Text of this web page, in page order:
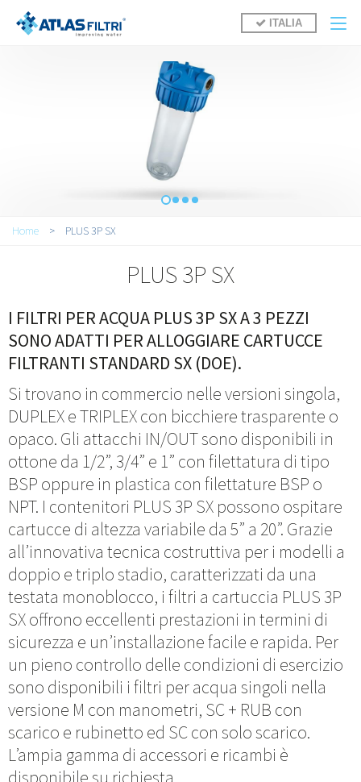
Salta al contenuto principale
ITALIA
Tu sei qui
Home > PLUS 3P SX
PLUS 3P SX
I FILTRI PER ACQUA PLUS 3P SX A 3 PEZZI
SONO ADATTI PER ALLOGGIARE CARTUCCE
FILTRANTI STANDARD SX (DOE).
Si trovano in commercio nelle versioni singola,
DUPLEX e TRIPLEX con bicchiere trasparente o
opaco. Gli attacchi IN/OUT sono disponibili in
ottone da 1/2”, 3/4” e 1” con filettatura di tipo
BSP oppure in plastica con filettature BSP o
NPT. I contenitori PLUS 3P SX possono ospitare
cartucce di altezza variabile da 5” a 20”. Grazie
all’innovativa tecnica costruttiva per i modelli a
doppio e triplo stadio, caratterizzati da una
testata monoblocco, i filtri a cartuccia PLUS 3P
SX offrono eccellenti prestazioni in termini di
sicurezza e un’installazione facile e rapida. Per
un pieno controllo delle condizioni di esercizio
sono disponibili i filtri per acqua singoli nella
versione M con manometri, SC + RUB con
scarico e rubinetto ed SC con solo scarico.
L’ampia gamma di accessori e ricambi è
disponibile su richiesta.